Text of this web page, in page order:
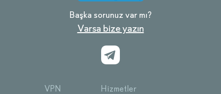
Başka sorunuz var mı?
Varsa bize yazın
VPN
Hizmetler